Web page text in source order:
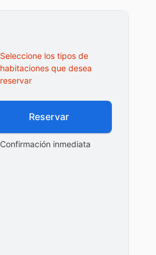
Seleccione los tipos de
habitaciones que desea
reservar
Reservar
Confirmación inmediata